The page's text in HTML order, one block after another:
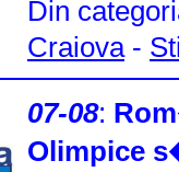
Din
Craiova-
07-08:
Olimpice